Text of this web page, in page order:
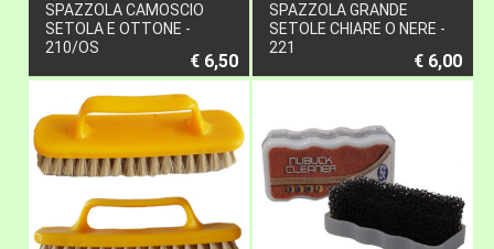
SPAZZOLA CAMOSCIO
SETOLA E OTTONE -
210/OS
€ 6,50
SPAZZOLA GRANDE
SETOLE CHIARE O NERE -
221
€ 6,00